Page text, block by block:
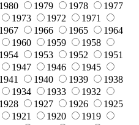
1980 1979 1978
1977
1973 1972
1971
1967 1966 1965
1964
1960 1959
1958
1954 1953 1952
1951
1947 1946
1945
1941 1940 1939
1938
1934 1933
1932
1928 1927 1926
1925
1921 1920
1919